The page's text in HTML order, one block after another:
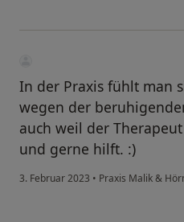
In der Praxis fühlt man
wegen der
auch weil der
und gerne hilft. :)
3. Februar 2023 • Praxis Malik &